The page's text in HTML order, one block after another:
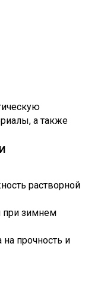
а также
растворной
при зимнем
прочность и